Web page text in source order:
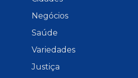
Negócios
Saúde
Variedades
Justiça